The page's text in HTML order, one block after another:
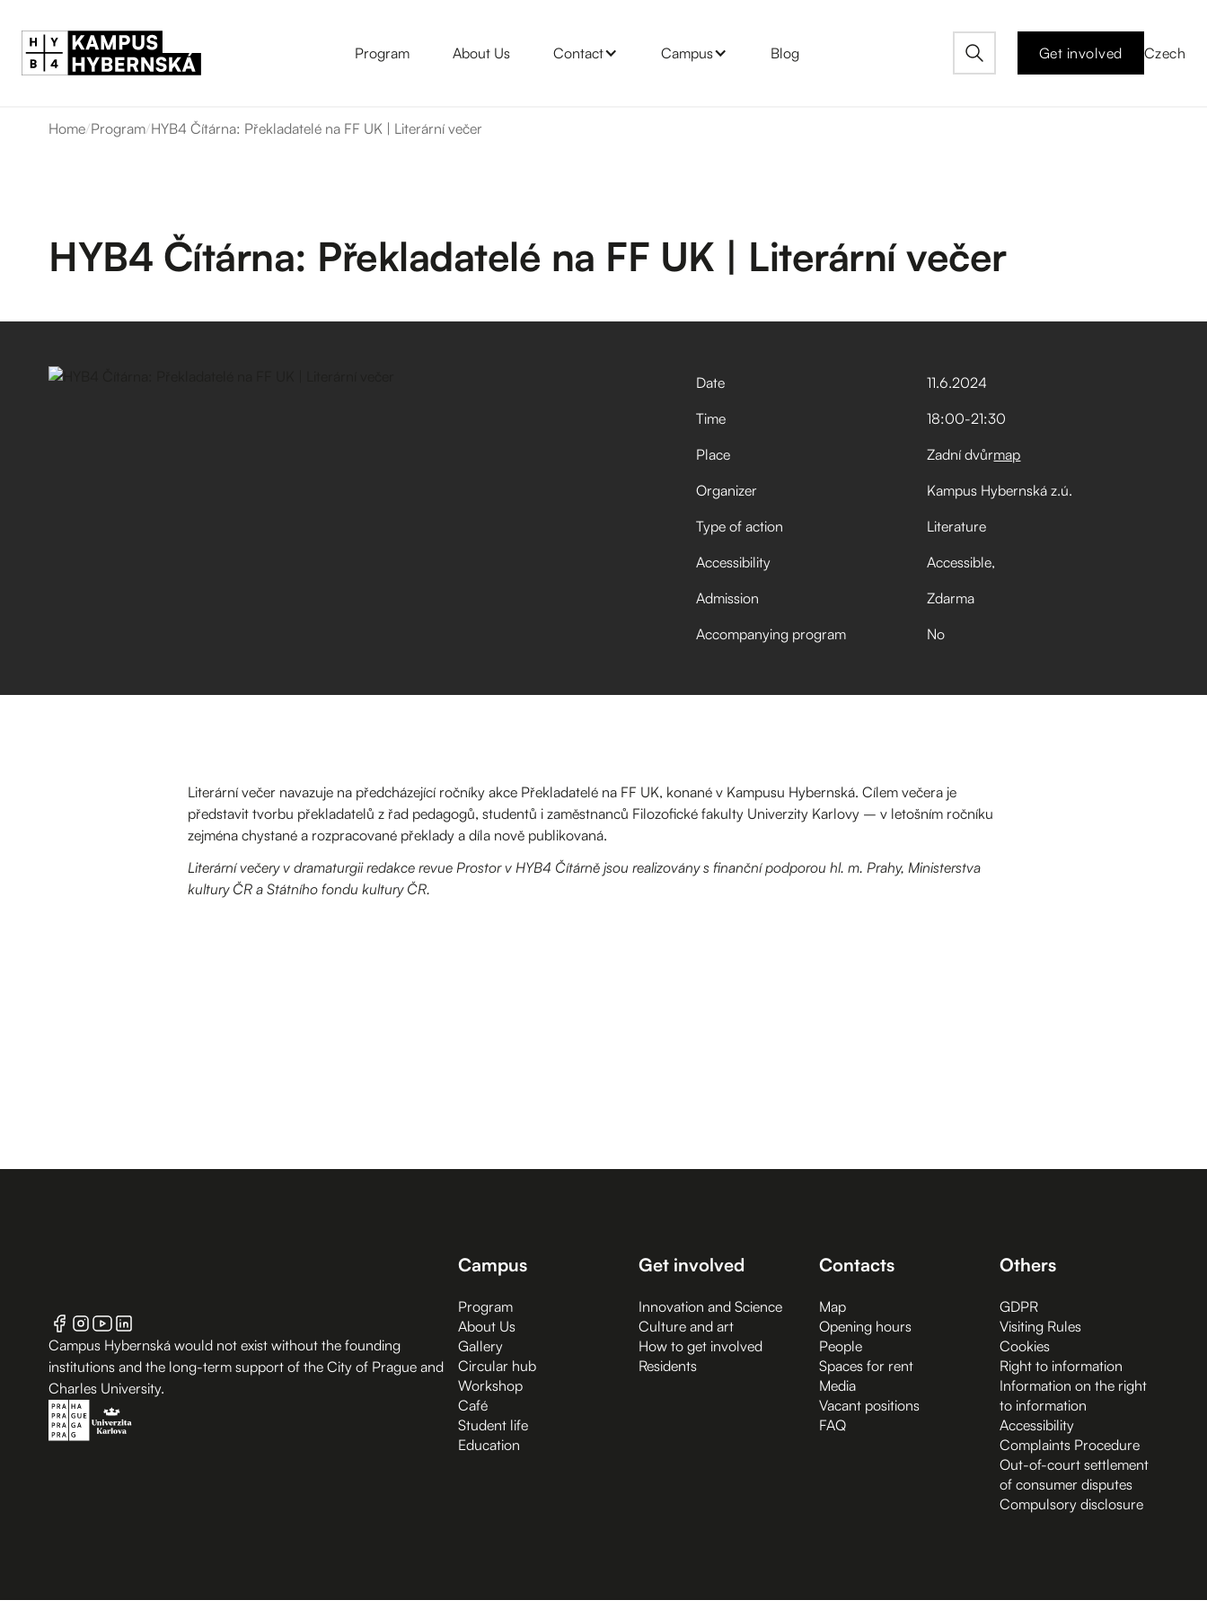
Program About Us Contact Campus Blog Get involved Czech
Home/Program/HYB4 Čítárna: Překladatelé na FF UK | Literární večer
HYB4 Čítárna: Překladatelé na FF UK | Literární večer
Date 11.6.2024
Time
18:00-21:30
Place
Zadní dvůrmap
Organizer
Kampus Hybernská z.ú.
Type of action
Literature
Accessibility
Accessible
Admission
Zdarma
Accompanying program
No
Literární večer navazuje na předcházející ročníky akce Překladatelé na FF UK, konané v Kampusu Hybernská. Cílem večera je
představit tvorbu překladatelů z řad pedagogů, studentů i zaměstnanců Filozofické fakulty Univerzity Karlovy – v letošním ročníku
zejména chystané a rozpracované překlady a díla nově publikovaná.
Literární večery v dramaturgii redakce revue Prostor v HYB4 Čítárně jsou realizovány s finanční podporou hl. m. Prahy, Ministerstva
kultury ČR a Státního fondu kultury ČR.
Campus Hybernská would not exist without the founding
institutions and the long-term support of the City of Prague and
Charles University.
Campus
Program
About Us
Gallery
Circular hub
Workshop
Café
Student life
Education
Get involved
Innovation and Science
Culture and art
How to get involved
Residents
Contacts
Map
Opening hours
People
Spaces for rent
Media
Vacant positions
FAQ
Others
GDPR
Visiting Rules
Cookies
Right to information
Information on the right
to information
Accessibility
Complaints Procedure
Out-of-court settlement
of consumer disputes
Compulsory disclosure